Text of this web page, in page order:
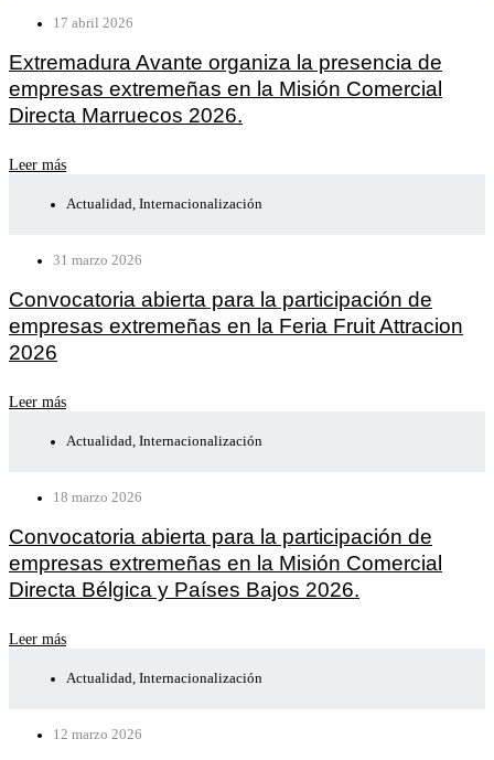
17 abril 2026
Extremadura Avante organiza la presencia de
empresas extremeñas en la Misión Comercial
Directa Marruecos 2026.
Leer más
Actualidad, Internacionalización
31 marzo 2026
Convocatoria abierta para la participación de
empresas extremeñas en la Feria Fruit Attracion
2026
Leer más
Actualidad, Internacionalización
18 marzo 2026
Convocatoria abierta para la participación de
empresas extremeñas en la Misión Comercial
Directa Bélgica y Países Bajos 2026.
Leer más
Actualidad Internacionalización
12 marzo 2026